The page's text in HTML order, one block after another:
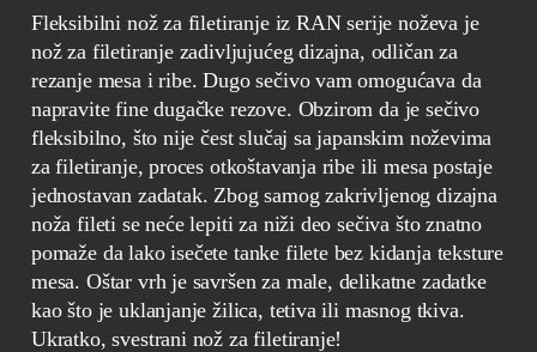
Fleksibilni nož za filetiranje iz RAN serije noževa je
nož za filetiranje zadivljujućeg dizajna, odličan za
rezanje mesa i ribe. Dugo sečivo vam omogućava da
napravite fine dugačke rezove. Obzirom da je sečivo
fleksibilno, što nije čest slučaj sa japanskim noževima
za filetiranje, proces otkoštavanja ribe ili mesa postaje
jednostavan zadatak. Zbog samog zakrivljenog dizajna
noža fileti se neće lepiti za niži deo sečiva što znatno
pomaže da lako isečete tanke filete bez kidanja teksture
mesa. Oštar vrh je savršen za male, delikatne zadatke
kao što je uklanjanje žilica, tetiva ili masnog tkiva.
Ukratko, svestrani nož za filetiranje!